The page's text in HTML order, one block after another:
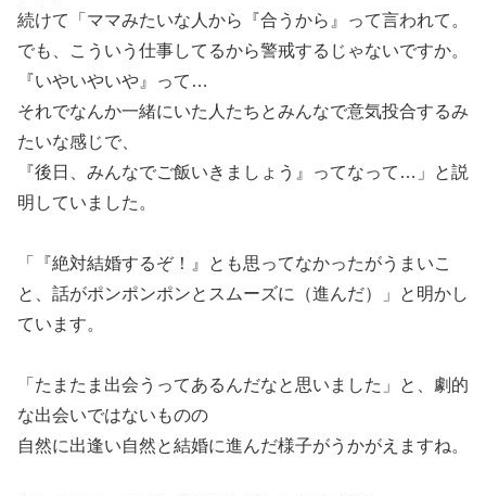
続けて「ママみたいな人から『合うから』って言われて。
でも、こういう仕事してるから警戒するじゃないですか。
『いやいやいや』って…
それでなんか一緒にいた人たちとみんなで意気投合するみ
たいな感じで、
『後日、みんなでご飯いきましょう』ってなって…」と説
明していました。
「『絶対結婚するぞ！』とも思ってなかったがうまいこ
と、話がポンポンポンとスムーズに（進んだ）」と明かし
ています。
「たまたま出会うってあるんだなと思いました」と、劇的
な出会いではないものの
自然に出逢い自然と結婚に進んだ様子がうかがえますね。